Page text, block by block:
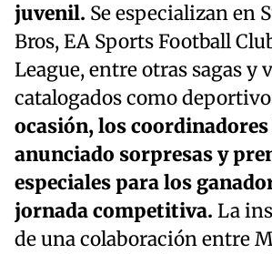
juvenil. Se especializan en
Bros, EA Sports Football
League, entre otras sagas y
catalogados como
ocasión, los
anunciado sorpresas y
especiales para los
jornada competitiva. La
de una colaboración entre